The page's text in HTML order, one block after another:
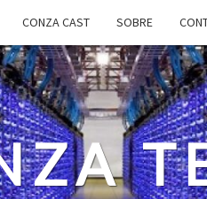
CONZA CAST SOBRE